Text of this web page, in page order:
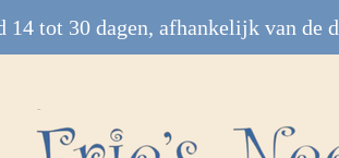
14 tot 30 dagen, afhankelijk van de